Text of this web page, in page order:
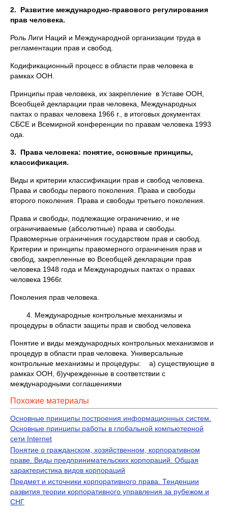
2. Развитие международно-правового регулирования
прав человека.
Роль Лиги Наций и Международной организации труда в
регламентации прав и свобод.
Кодификационный процесс в области прав человека в
рамках ООН.
Принципы прав человека, их закрепление в Уставе ООН,
Всеобщей декларации прав человека, Международных
пактах о правах человека 1966 г., в итоговых документах
СБСЕ и Всемирной конференции по правам человека 1993
ода.
3. Права человека: понятие, основные принципы,
классификация.
Виды и критерии классификации прав и свобод человека.
Права и свободы первого поколения. Права и свободы
второго поколения. Права и свободы третьего поколения.
Права и свободы, подлежащие ограничению, и не
ограничиваемые (абсолютные) права и свободы.
Правомерные ограничения государством прав и свобод.
Критерии и принципы правомерного ограничения прав и
свобод, закрепленные во Всеобщей декларации прав
человека 1948 года и Международных пактах о правах
человека 1966г.
Поколения прав человека.
4. Международные контрольные механизмы и
процедуры в области защиты прав и свобод человека
Понятие и виды международных контрольных механизмов и
процедур в области прав человека. Универсальные
контрольные механизмы и процедуры: а) существующие в
рамках ООН, б)учрежденные в соответствии с
международными соглашениями
Похожие материалы
Основные принципы построения информационных систем.
Основные принципы работы в глобальной компьютерной
сети Internet
Понятие о гражданском, хозяйственном, корпоративном
праве. Виды предпринимательских корпораций. Общая
характеристика видов корпораций
Предмет и источники корпоративного права. Тенденции
развития теории корпоративного управления за рубежом и
СНГ